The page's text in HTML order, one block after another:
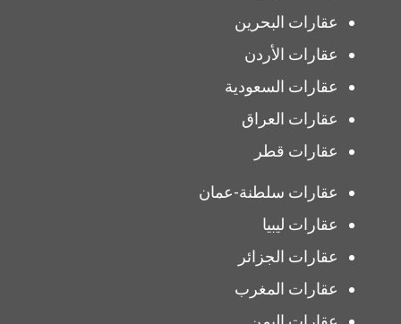
عقارات البحرين
عقارات الأردن
عقارات السعودية
عقارات العراق
عقارات قطر
عقارات سلطنة-عمان
عقارات ليبيا
عقارات الجزائر
عقارات المغرب